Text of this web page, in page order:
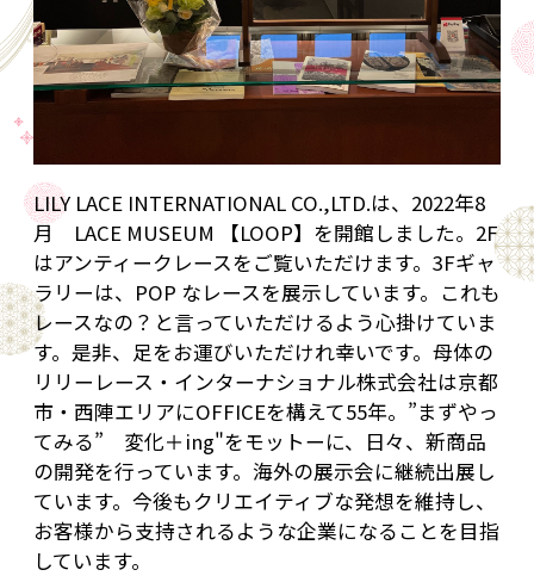
LILY LACE INTERNATIONAL CO.,LTD.は、2022年8
月 LACE MUSEUM 【LOOP】を開館しました。2F
はアンティークレースをご覧いただけます。3Fギャ
ラリーは、POP なレースを展示しています。これも
レースなの？と言っていただけるよう心掛けていま
す。是非、足をお運びいただけれ幸いです。母体の
リリーレース・インターナショナル株式会社は京都
市・西陣エリアにOFFICEを構えて55年。”まずやっ
てみる” 変化＋ing"をモットーに、日々、新商品
の開発を行っています。海外の展示会に継続出展し
ています。今後もクリエイティブな発想を維持し、
お客様から支持されるような企業になることを目指
しています。